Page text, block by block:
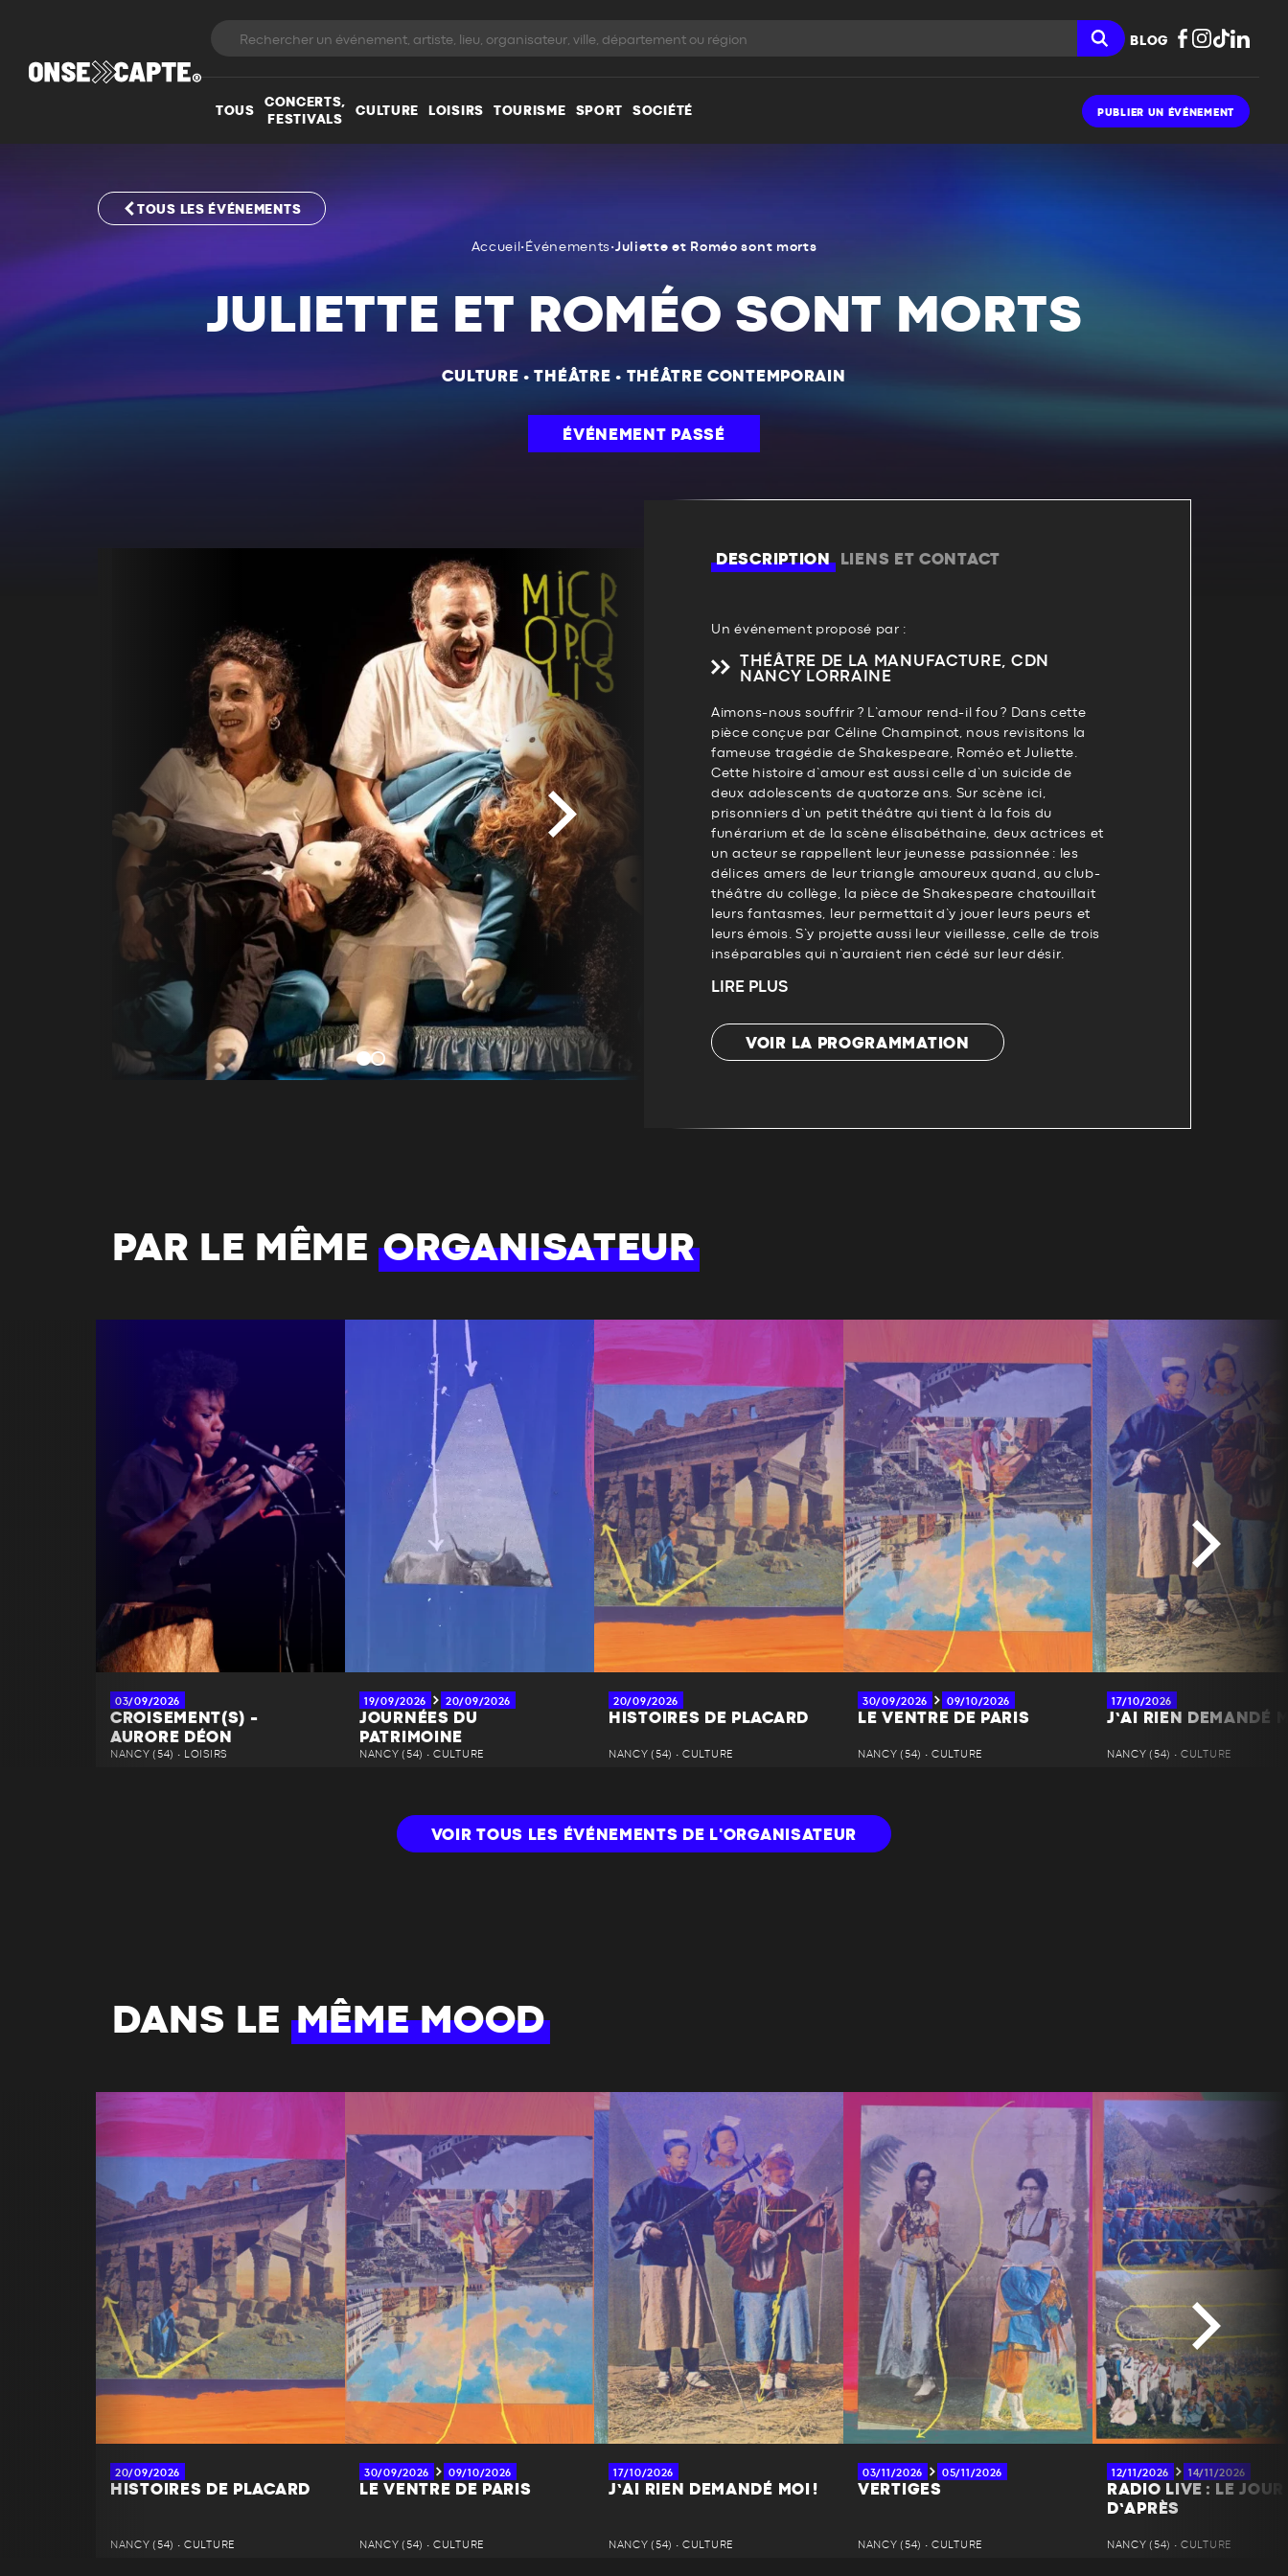
BLOG
TOUS
CONCERTS,
FESTIVALS
CULTURE LOISIRS TOURISME SPORT SOCIÉTÉ PUBLIER UN ÉVÉNEMENT
TOUS LES ÉVÉNEMENTS
Accueil • Événements•Juliette et Roméo sont morts
JULIETTE ET ROMÉO SONT MORTS
CULTURE •THÉÂTRE • THÉÂTRE CONTEMPORAIN
ÉVÉNEMENT PASSÉ
DESCRIPTION LIENS ET CONTACT
Un événement proposé par :
THÉÂTRE DE LA MANUFACTURE, CDN
NANCY LORRAINE
Aimons-nous souffrir ? L’amour rend-il fou ? Dans cette
pièce conçue par Céline Champinot, nous revisitons la
fameuse tragédie de Shakespeare, Roméo et Juliette.
Cette histoire d’amour est aussi celle d’un suicide de
deux adolescents de quatorze ans. Sur scène ici,
prisonniers d’un petit théâtre qui tient à la fois du
funérarium et de la scène élisabéthaine, deux actrices et
un acteur se rappellent leur jeunesse passionnée : les
délices amers de leur triangle amoureux quand, au club-
théâtre du collège, la pièce de Shakespeare chatouillait
leurs fantasmes, leur permettait d’y jouer leurs peurs et
leurs émois. S’y projette aussi leur vieillesse, celle de trois
inséparables qui n’auraient rien cédé sur leur désir.
LIRE PLUS
VOIR LA PROGRAMMATION
PAR LE MÊMEORGANISATEUR
03/09/2026
CROISEMENT(S) -
AURORE DÉON
NANCY (54) • LOISIRS
19/09/2026 20/09/2026
JOURNÉES DU
PATRIMOINE
NANCY (54) • CULTURE
20/09/2026
HISTOIRES DE PLACARD
NANCY (54) • CULTURE
30/09/2026 09/10/2026
LE VENTRE DE PARIS
NANCY (54) • CULTURE
17/10/2026
J’AI RIEN DEMANDÉ
NANCY (54) • CULTURE
VOIR TOUS LES ÉVÉNEMENTS DE L'ORGANISATEUR
DANS LE MÊME MOOD
20/09/2026
HISTOIRES DE PLACARD
NANCY (54) • CULTURE
30/09/2026 09/10/2026
LE VENTRE DE PARIS
NANCY (54) • CULTURE
17/10/2026
J’AI RIEN DEMANDÉ MOI !
NANCY (54) • CULTURE
03/11/2026 05/11/2026
VERTIGES
NANCY (54) • CULTURE
12/11/2026 14/11/2026
RADIO LIVE : LE JOUR
D’APRÈS
NANCY (54) • CULTURE